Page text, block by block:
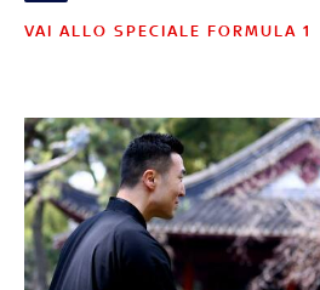
VAI ALLO SPECIALE FORMULA 1